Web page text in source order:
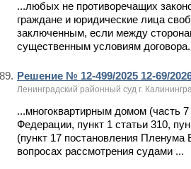
...любых не противоречащих
граждане и юридические лица
заключенным, если между
существенным условиям
89. Решение № 12-499/2025 12-69/
Ленинградский районный суд г.
...многоквартирным домом (часть
Федерации, пункт 1 статьи 310,
(пункт 17 постановления
вопросах рассмотрения судами ...